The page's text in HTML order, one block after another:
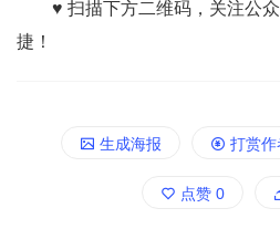
♥ 扫描下方二维码，关注公
捷！
生成海报 打赏作
点赞 0